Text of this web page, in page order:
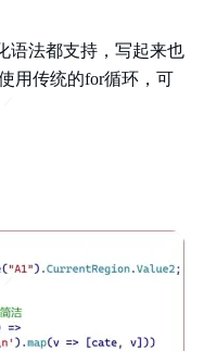
语法都支持，写起来也
用传统的for循环，可